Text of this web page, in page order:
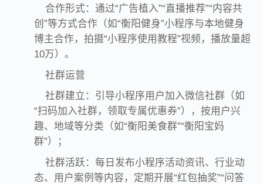
合作形式：通过“广告植入”“直播推荐”“内容共
创”等方式合作（如“衡阳健身”小程序与本地健身
博主合作，拍摄“小程序使用教程”视频，播放量超
10万）。
社群运营
社群建立：引导小程序用户加入微信社群（如
“扫码加入社群，领取专属优惠券”），按用户兴
趣、地域等分类（如“衡阳美食群”“衡阳宝妈
群”）；
社群活跃：每日发布小程序活动资讯、行业动
态、用户案例等内容，定期开展“红包抽奖”“问答